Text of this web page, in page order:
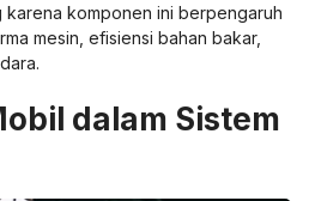
karena komponen ini berpengaruh
mesin, efisiensi bahan bakar,
dalam Sistem